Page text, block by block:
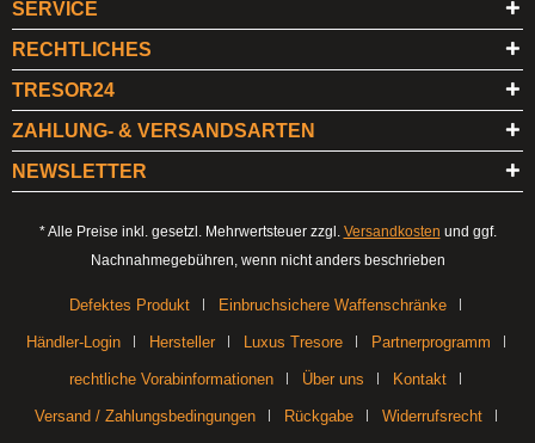
SERVICE
RECHTLICHES
TRESOR24
ZAHLUNG- & VERSANDSARTEN
NEWSLETTER
* Alle Preise inkl. gesetzl. Mehrwertsteuer zzgl. Versandkosten und ggf.
Nachnahmegebühren, wenn nicht anders beschrieben
Defektes Produkt Einbruchsichere Waffenschränke
Händler-Login Hersteller Luxus Tresore Partnerprogramm
rechtliche Vorabinformationen Über uns Kontakt
Versand / Zahlungsbedingungen Rückgabe Widerrufsrecht